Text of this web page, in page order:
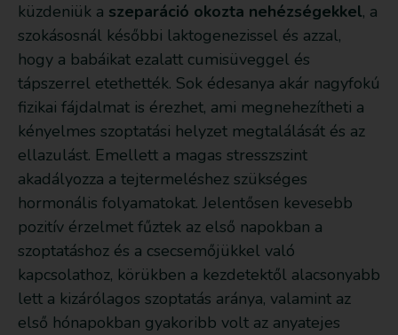
küzdeniük a szeparáció okozta nehézségekkel, a
szokásosnál későbbi laktogenezissel és azzal,
hogy a babáikat ezalatt cumisüveggel és
tápszerrel etethették. Sok édesanya akár nagyfokú
fizikai fájdalmat is érezhet, ami megnehezítheti a
kényelmes szoptatási helyzet megtalálását és az
ellazulást. Emellett a magas stresszszint
akadályozza a tejtermeléshez szükséges
hormonális folyamatokat. Jelentősen kevesebb
pozitív érzelmet fűztek az első napokban a
szoptatáshoz és a csecsemőjükkel való
kapcsolathoz, körükben a kezdetektől alacsonyabb
lett a kizárólagos szoptatás aránya, valamint az
első hónapokban gyakoribb volt az anyatejes